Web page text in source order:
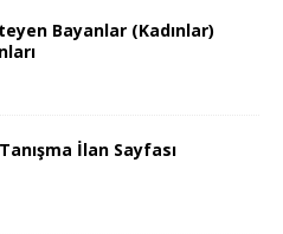
Bayanlar (Kadınlar)
İlan Sayfası